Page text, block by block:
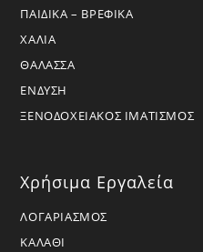
ΠΑΙΔΙΚΑ – ΒΡΕΦΙΚΑ
ΧΑΛΙΑ
ΘΑΛΑΣΣΑ
ΕΝΔΥΣΗ
ΞΕΝΟΔΟΧΕΙΑΚΟΣ ΙΜΑΤΙΣΜΟΣ
Χρήσιμα Εργαλεία
ΛΟΓΑΡΙΑΣΜΟΣ
ΚΑΛΑΘΙ